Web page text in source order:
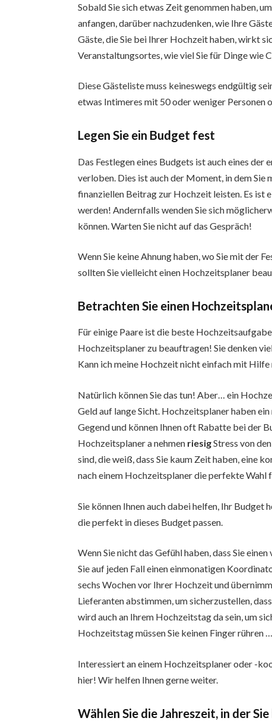
Sobald Sie sich etwas Zeit genommen haben,
anfangen, darüber nachzudenken, wie Ihre
Gäste, die Sie bei Ihrer Hochzeit haben, wirkt
Veranstaltungsortes, wie viel Sie für Dinge wie
Diese Gästeliste muss keineswegs endgültig
etwas Intimeres mit 50 oder weniger Personen
Legen Sie ein Budget fest
Das Festlegen eines Budgets ist auch eines der
verloben. Dies ist auch der Moment, in dem
finanziellen Beitrag zur Hochzeit leisten. Es ist
werden! Andernfalls wenden Sie sich
können. Warten Sie nicht auf das Gespräch!
Wenn Sie keine Ahnung haben, wo Sie mit der
sollten Sie vielleicht einen Hochzeitsplaner
Betrachten Sie einen
Für einige Paare ist die beste
Hochzeitsplaner zu beauftragen! Sie denken
Kann ich meine Hochzeit nicht einfach mit Hilfe
Natürlich können Sie das tun! Aber… ein
Geld auf lange Sicht. Hochzeitsplaner haben
Gegend und können Ihnen oft Rabatte bei der
Hochzeitsplaner a nehmen riesigStress von
sind, die weiß, dass Sie kaum Zeit haben, eine
nach einem Hochzeitsplaner die perfekte Wahl
Sie können Ihnen auch dabei helfen, Ihr Budget
die perfekt in dieses Budget passen.
Wenn Sie nicht das Gefühl haben, dass Sie
Sie auf jeden Fall einen einmonatigen
sechs Wochen vor Ihrer Hochzeit und
Lieferanten abstimmen, um sicherzustellen,
wird auch an Ihrem Hochzeitstag da sein, um
Hochzeitstag müssen Sie keinen Finger rühren
Interessiert an einem Hochzeitsplaner oder -
hier! Wir helfen Ihnen gerne weiter.
Wählen Sie die Jahreszeit, in der